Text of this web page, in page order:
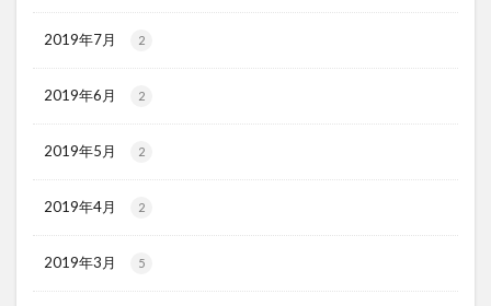
2019年7月 2
2019年6月 2
2019年5月 2
2019年4月 2
2019年3月 5